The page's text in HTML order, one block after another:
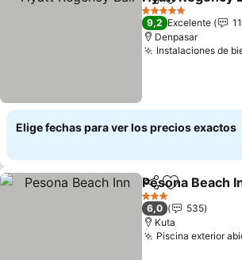
CompartirAgregar a
5 Estrellas
9,2 Excelente
Denpasar
Instalaciones de
Elige fechas para ver los precios exactos
CompartirAgregar a
Pesona Beach
3 Estrellas
6,0
535
Kuta
Piscina exterior